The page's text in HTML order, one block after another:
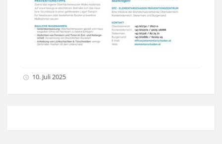
10. Juli 2025